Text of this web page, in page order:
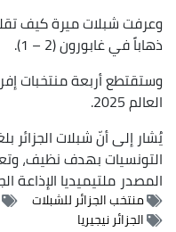
وعرفت شبلات ميرة كيف
ذهاباً في غابورون (2 – 1).
وستقتطع أربعة منتخبات
العالم 2025.
يُشار إلى أنّ شبلات الجزائر
التونسيات بهدف نظيف،
المصدرملتيميديا الإذاعة
منتخب الجزائر للشبلات
الجزائر نيجيريا